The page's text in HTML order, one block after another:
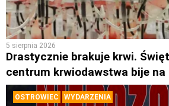
5 sierpnia 2026
Drastycznie brakuje krwi.
centrum krwiodawstwa bije na
OSTROWIEC WYDARZENIA